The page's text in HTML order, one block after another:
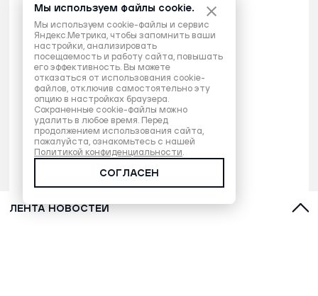
ЛЕНТА НОВОСТЕЙ
Мы используем файлы cookie.
Мы используем cookie-файлы и сервис
Яндекс.Метрика, чтобы запомнить ваши
настройки, анализировать
посещаемость и работу сайта, повышать
его эффективность. Вы можете
отказаться от использования cookie-
файлов, отключив самостоятельно эту
опцию в настройках браузера.
Сохраненные cookie-файлы можно
удалить в любое время. Перед
продолжением использования сайта,
пожалуйста, ознакомьтесь с нашей
Политикой конфиденциальности.
СОГЛАСЕН